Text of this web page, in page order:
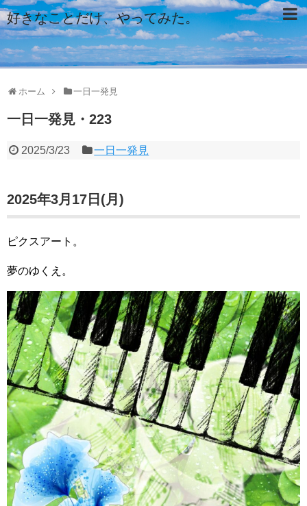
好きなことだけ、やってみた。
ホーム 一日一発見
一日一発見・223
2025/3/23 一日一発見
2025年3月17日(月)
ピクスアート。
夢のゆくえ。